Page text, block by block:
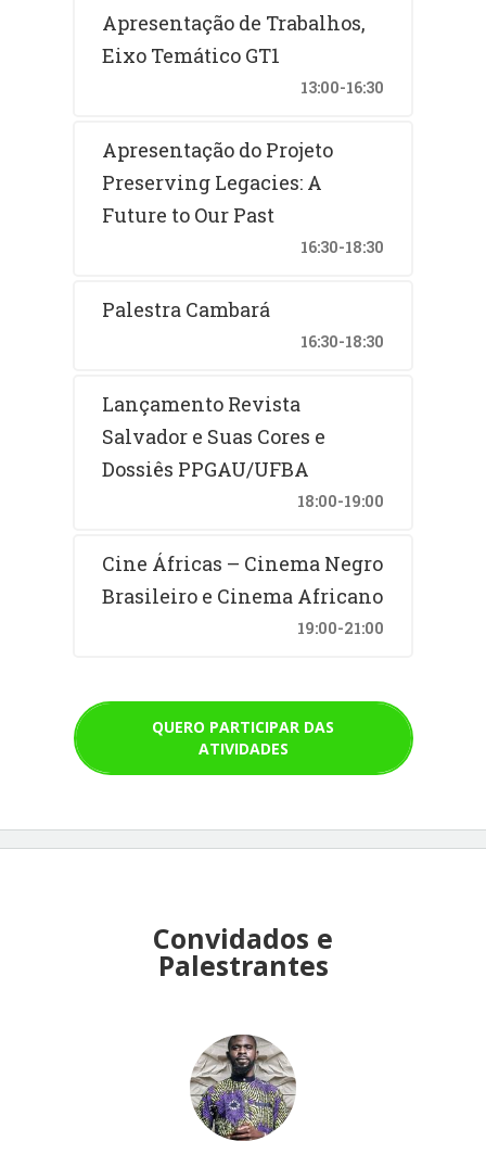
Apresentação de Trabalhos,
Eixo Temático GT1
13:00-16:30
Apresentação do Projeto
Preserving Legacies: A
Future to Our Past
16:30-18:30
Palestra Cambará
16:30-18:30
Lançamento Revista
Salvador e Suas Cores e
Dossiês PPGAU/UFBA
18:00-19:00
Cine Áfricas – Cinema Negro
Brasileiro e Cinema Africano
19:00-21:00
QUERO PARTICIPAR DAS
ATIVIDADES
Convidados e
Palestrantes